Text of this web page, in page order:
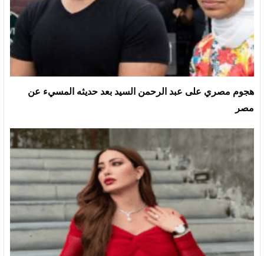
هجوم مصري على عبد الرحمن السيد بعد حديثه المسيء عن
مصر